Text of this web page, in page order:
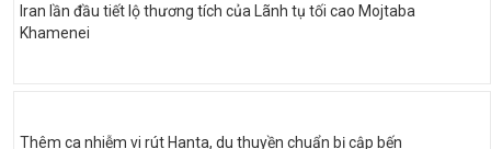
Iran lần đầu tiết lộ thương tích của Lãnh tụ tối cao Mojtaba
Khamenei
Thêm ca nhiễm vi rút Hanta, du thuyền chuẩn bị cập bến